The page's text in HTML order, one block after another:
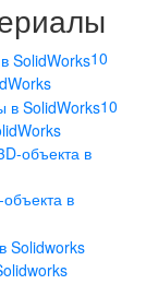
10
10
в